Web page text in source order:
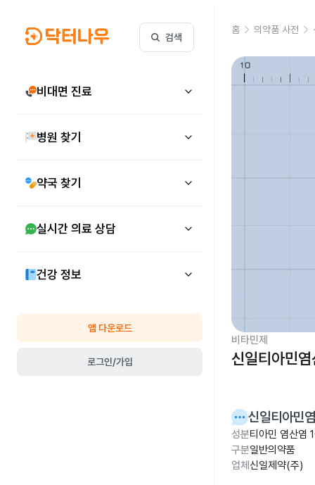
검색
비대면 진료
병원 찾기
약국 찾기
실시간 의료 상담
건강 정보
앱 다운로드
로그인/가입
홈 의약품 사전
비타민제
신일티아민
신일티아민
성분티아민 염산염
구분일반의약품
업체 신일제약(주)